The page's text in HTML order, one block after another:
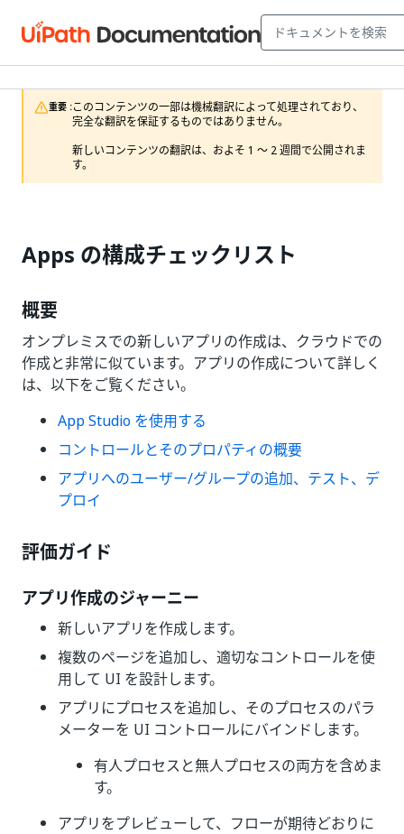
重要 :このコンテンツの一部は機械翻訳によって処理されており、
完全な翻訳を保証するものではありません。
新しいコンテンツの翻訳は、およそ 1 ～ 2 週間で公開されま
す。
Apps の構成チェックリスト
概要
オンプレミスでの新しいアプリの作成は、クラウドでの
作成と非常に似ています。アプリの作成について詳しく
は、以下をご覧ください。
App Studio を使用する
コントロールとそのプロパティの概要
アプリへのユーザー/グループの追加、テスト、デ
プロイ
評価ガイド
アプリ作成のジャーニー
新しいアプリを作成します。
複数のページを追加し、適切なコントロールを使
用して UI を設計します。
アプリにプロセスを追加し、そのプロセスのパラ
メーターを UI コントロールにバインドします。
有人プロセスと無人プロセスの両方を含めま
す。
アプリをプレビューして、フローが期待どおりに